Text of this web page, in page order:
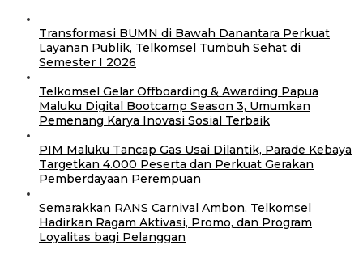
Transformasi BUMN di Bawah Danantara Perkuat
Layanan Publik, Telkomsel Tumbuh Sehat di
Semester I 2026
Telkomsel Gelar Offboarding & Awarding Papua
Maluku Digital Bootcamp Season 3, Umumkan
Pemenang Karya Inovasi Sosial Terbaik
PIM Maluku Tancap Gas Usai Dilantik, Parade Kebaya
Targetkan 4.000 Peserta dan Perkuat Gerakan
Pemberdayaan Perempuan
Semarakkan RANS Carnival Ambon, Telkomsel
Hadirkan Ragam Aktivasi, Promo, dan Program
Loyalitas bagi Pelanggan